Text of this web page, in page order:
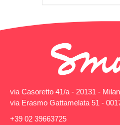
via Casoretto 41/a - 20131 -
via Erasmo Gattamelata 51 -
+39 02 39663725